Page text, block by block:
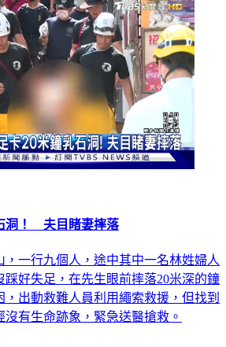
洞！ 夫目睹妻摔落
，一行九個人，途中其中一名林姓婦人
踩好失足，在先生眼前摔落20米深的鐘
出動救難人員利用繩索救援，但找到
有生命跡象，緊急送醫搶救。